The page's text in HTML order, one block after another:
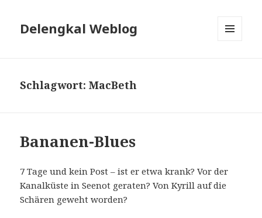
Delengkal Weblog
Schlagwort:MacBeth
Bananen-Blues
7 Tage und kein Post – ist er etwa krank? Vor der
Kanalküste in Seenot geraten? Von Kyrill auf die
Schären geweht worden?